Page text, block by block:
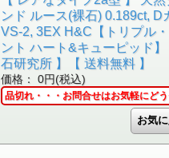
ンド ルース(裸石) 0.189ct, D
VS-2, 3EX H&C【トリプル
ント ハート&キューピッド
石研究所 】【 送料無料 】
価格： 0円(税込)
品切れ・・・お問合せはお気軽にど